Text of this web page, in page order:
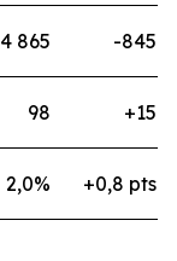
4 865 -845
98 +15
2,0% +0,8 pts